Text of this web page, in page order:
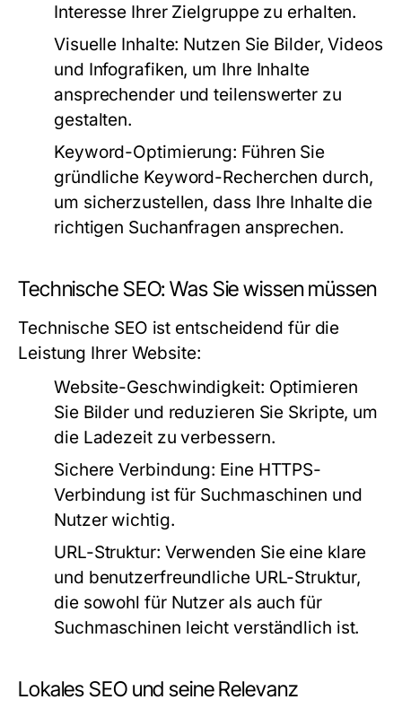
Interesse Ihrer Zielgruppe zu erhalten.
Visuelle Inhalte: Nutzen Sie Bilder, Videos
und Infografiken, um Ihre Inhalte
ansprechender und teilenswerter zu
gestalten.
Keyword-Optimierung: Führen Sie
gründliche Keyword-Recherchen durch,
um sicherzustellen, dass Ihre Inhalte die
richtigen Suchanfragen ansprechen.
Technische SEO: Was Sie wissen müssen
Technische SEO ist entscheidend für die
Leistung Ihrer Website:
Website-Geschwindigkeit: Optimieren
Sie Bilder und reduzieren Sie Skripte, um
die Ladezeit zu verbessern.
Sichere Verbindung: Eine HTTPS-
Verbindung ist für Suchmaschinen und
Nutzer wichtig.
URL-Struktur: Verwenden Sie eine klare
und benutzerfreundliche URL-Struktur,
die sowohl für Nutzer als auch für
Suchmaschinen leicht verständlich ist.
Lokales SEO und seine Relevanz